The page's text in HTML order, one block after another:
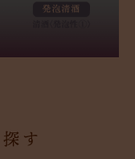
す